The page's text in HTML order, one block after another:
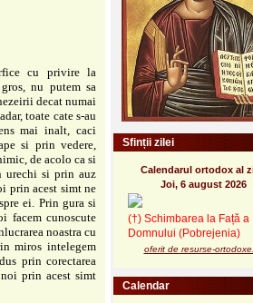
cu privire la
nu putem sa
decat numai
toate cate s-au
mai inalt, caci
si prin vedere,
de acolo ca si
urechi si prin auz
prin acest simt ne
ei. Prin gura si
facem cunoscute
noastra cu
mirosintelegem
prin corectarea
prin acest simt
Sfinții zilei
Calendarul ortodox al
Joi, 6 august 2026
(†) Schimbarea la Față a
Domnului (Pobrejenia)
oferit de resurse-
Calendar